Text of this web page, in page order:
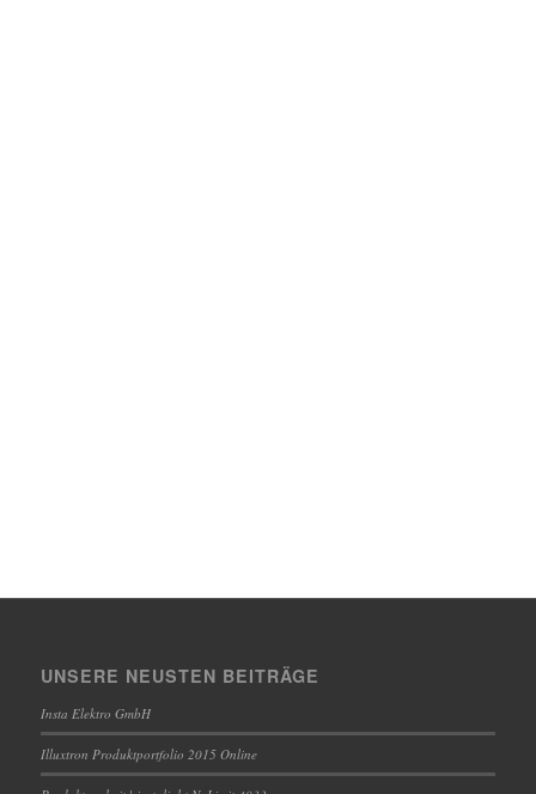
UNSERE NEUSTEN BEITRÄGE
Insta Elektro GmbH
Illuxtron Produktportfolio 2015 Online